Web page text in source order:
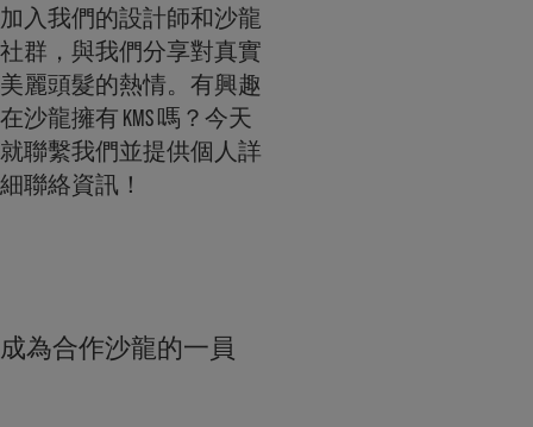
加入我們的設計師和沙龍
社群，與我們分享對真實
美麗頭髮的熱情。有興趣
在沙龍擁有 KMS 嗎？今天
就聯繫我們並提供個人詳
細聯絡資訊！
成為合作沙龍的一員